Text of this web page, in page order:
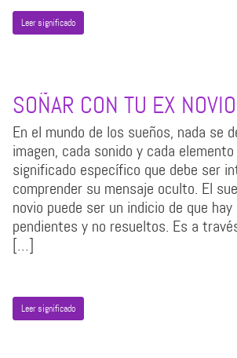
Leer significado
SOÑAR CON TU EX NOVIO
En el mundo de los sueños, nada se
imagen, cada sonido y cada
significado específico que debe ser
comprender su mensaje oculto. El
novio puede ser un indicio de que
pendientes y no resueltos. Es a
[…]
Leer significado